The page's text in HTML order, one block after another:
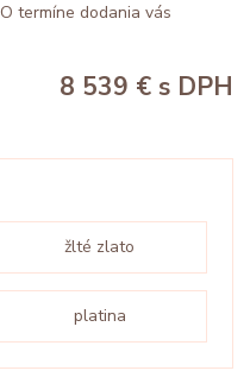
O termíne dodania vás
8 539 € s DPH
žlté zlato
platina